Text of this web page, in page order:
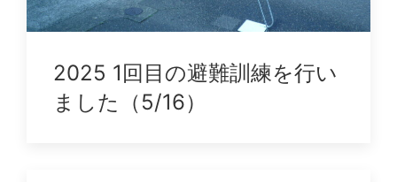
2025 1回目の避難訓練を行い
ました（5/16）